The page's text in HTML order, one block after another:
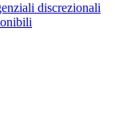
discrezionali